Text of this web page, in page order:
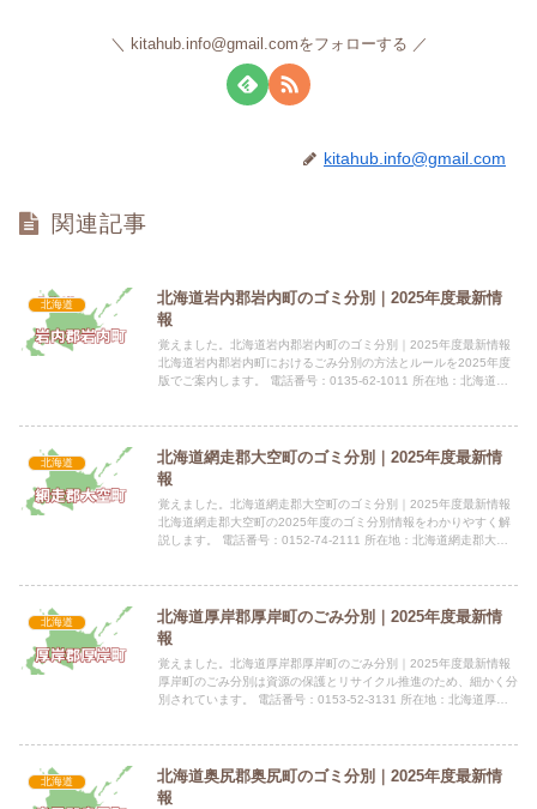
kitahub.info@gmail.comをフォローする
kitahub.info@gmail.com
関連記事
北海道
北海道岩内郡岩内町のゴミ分別｜2025年度最新情
報
覚えました。北海道岩内郡岩内町のゴミ分別｜2025年度最新情報
北海道岩内郡岩内町におけるごみ分別の方法とルールを2025年度
版でご案内します。 電話番号：0135-62-1011 所在地：北海道岩
北海道
北海道網走郡大空町のゴミ分別｜2025年度最新情
報
覚えました。北海道網走郡大空町のゴミ分別｜2025年度最新情報
北海道網走郡大空町の2025年度のゴミ分別情報をわかりやすく解
説します。 電話番号：0152-74-2111 所在地：北海道網走郡大空
北海道
北海道厚岸郡厚岸町のごみ分別｜2025年度最新情
報
覚えました。北海道厚岸郡厚岸町のごみ分別｜2025年度最新情報
厚岸町のごみ分別は資源の保護とリサイクル推進のため、細かく分
別されています。 電話番号：0153-52-3131 所在地：北海道厚岸
北海道
北海道奥尻郡奥尻町のゴミ分別｜2025年度最新情
報